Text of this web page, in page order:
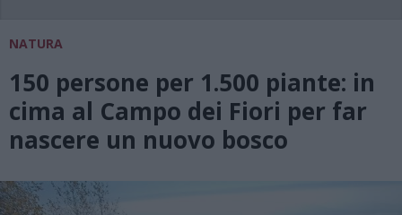
NATURA
150 persone per 1.500 piante: in
cima al Campo dei Fiori per far
nascere un nuovo bosco